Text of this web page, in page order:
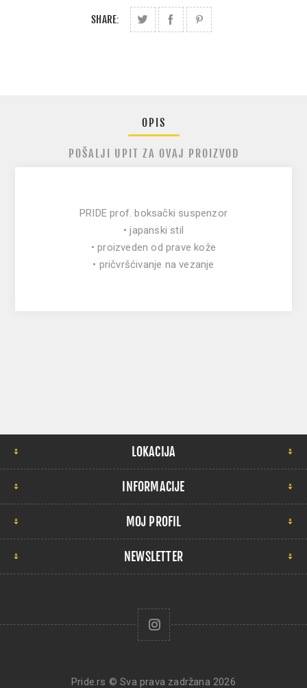
SHARE:
OPIS
POŠALJI UPIT ZA OVAJ PROIZVOD
PRIDE prof. boksački suspenzor
• japanski stil
• proizveden od prave kože
• pričvršćivanje na vezanje
LOKACIJA
INFORMACIJE
MOJ PROFIL
NEWSLETTER
Pride.rs © Sva prava zadržana 2026